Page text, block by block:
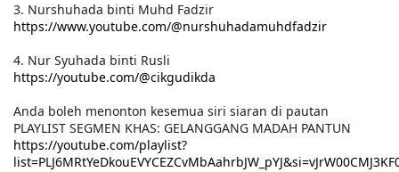
3. Nurshuhada binti Muhd Fadzir
https://www.youtube.com/@nurshuhadamuhdfadzir
4. Nur Syuhada binti Rusli
https://youtube.com/@cikgudikda
Anda boleh menonton kesemua siri siaran di pautan
PLAYLIST SEGMEN KHAS: GELANGGANG MADAH PANTUN
https://youtube.com/playlist?